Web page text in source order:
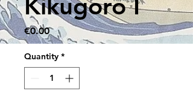
Kikugoro I
€0.00Price
Quantity *